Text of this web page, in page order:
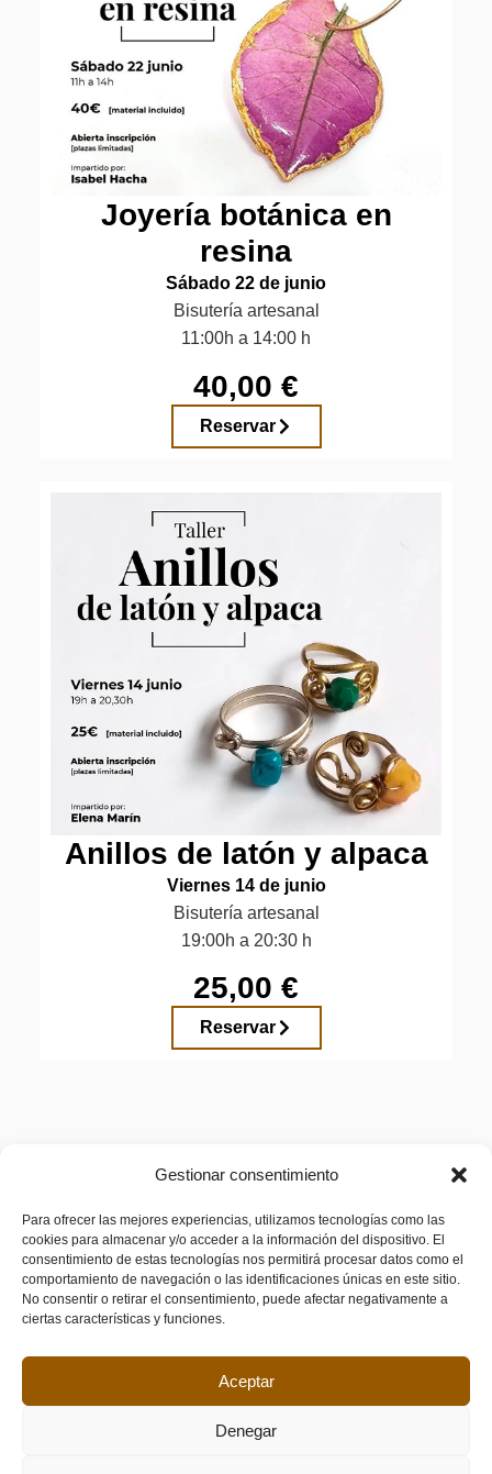
Gestionar consentimiento
Para ofrecer las mejores experiencias, utilizamos tecnologías como las
cookies para almacenar y/o acceder a la información del dispositivo. El
consentimiento de estas tecnologías nos permitirá procesar datos como el
comportamiento de navegación o las identificaciones únicas en este sitio.
No consentir o retirar el consentimiento, puede afectar negativamente a
ciertas características y funciones.
Aceptar
Denegar
Joyería botánica en
resina
Sábado 22 de junio
Bisutería artesanal
11:00h a 14:00 h
40,00 €
Reservar
Anillos de latón y alpaca
Viernes 14 de junio
Bisutería artesanal
19:00h a 20:30 h
25,00 €
Reservar
Aviso legal
Política de privacidad
Política de cookies (UE)